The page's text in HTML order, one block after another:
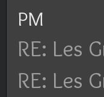
PM
RE: Les
RE: Les